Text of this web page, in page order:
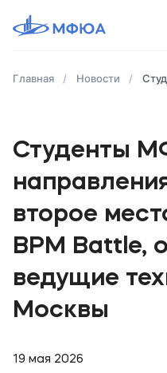
Главная Новости Студенты
Студенты
второе
BPM Battle,
ведущие
Москвы
19 мая 2026